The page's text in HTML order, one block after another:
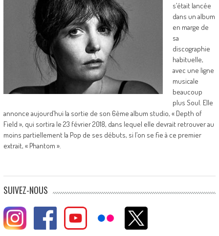
s’était lancée
dans un album
en marge de
sa
discographie
habituelle,
avec une ligne
musicale
beaucoup
plus Soul. Elle
annonce aujourd’hui la sortie de son 6ème album studio, « Depth of
Field », qui sortira le 23 février 2018, dans lequel elle devrait retrouver au
moins partiellement la Pop de ses débuts, si l’on se fie à ce premier
extrait, « Phantom ».
SUIVEZ-NOUS